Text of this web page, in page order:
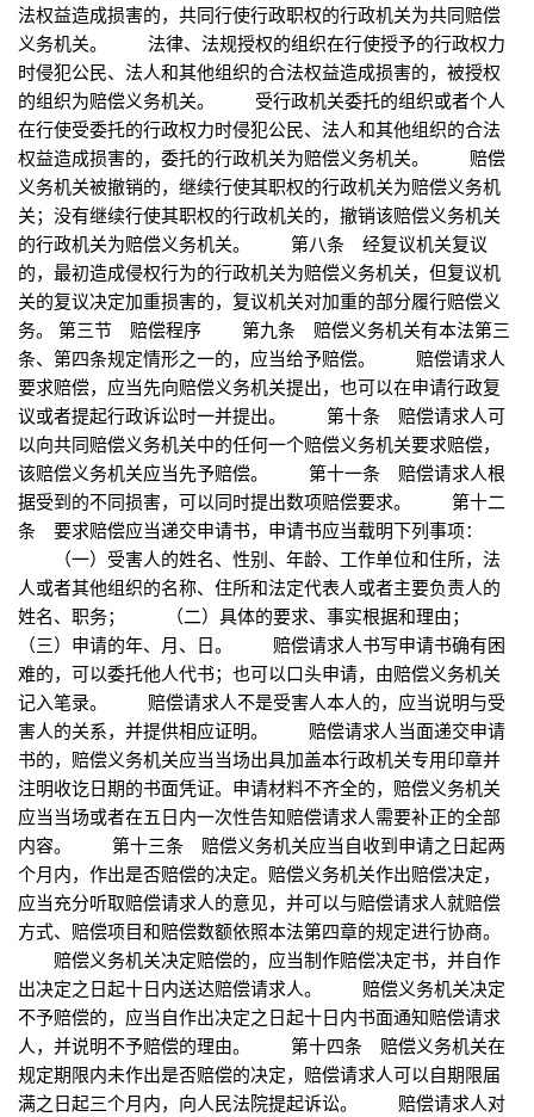
法权益造成损害的，共同行使行政职权的行政机关为共同赔偿
义务机关。 法律、法规授权的组织在行使授予的行政权力
时侵犯公民、法人和其他组织的合法权益造成损害的，被授权
的组织为赔偿义务机关。 受行政机关委托的组织或者个人
在行使受委托的行政权力时侵犯公民、法人和其他组织的合法
权益造成损害的，委托的行政机关为赔偿义务机关。 赔偿
义务机关被撤销的，继续行使其职权的行政机关为赔偿义务机
关；没有继续行使其职权的行政机关的，撤销该赔偿义务机关
的行政机关为赔偿义务机关。 第八条 经复议机关复议
的，最初造成侵权行为的行政机关为赔偿义务机关，但复议机
关的复议决定加重损害的，复议机关对加重的部分履行赔偿义
务。 第三节 赔偿程序 第九条 赔偿义务机关有本法第三
条、第四条规定情形之一的，应当给予赔偿。 赔偿请求人
要求赔偿，应当先向赔偿义务机关提出，也可以在申请行政复
议或者提起行政诉讼时一并提出。 第十条 赔偿请求人可
以向共同赔偿义务机关中的任何一个赔偿义务机关要求赔偿，
该赔偿义务机关应当先予赔偿。 第十一条 赔偿请求人根
据受到的不同损害，可以同时提出数项赔偿要求。 第十二
条 要求赔偿应当递交申请书，申请书应当载明下列事项：
（一）受害人的姓名、性别、年龄、工作单位和住所，法
人或者其他组织的名称、住所和法定代表人或者主要负责人的
姓名、职务； （二）具体的要求、事实根据和理由；
（三）申请的年、月、日。 赔偿请求人书写申请书确有困
难的，可以委托他人代书；也可以口头申请，由赔偿义务机关
记入笔录。 赔偿请求人不是受害人本人的，应当说明与受
害人的关系，并提供相应证明。 赔偿请求人当面递交申请
书的，赔偿义务机关应当当场出具加盖本行政机关专用印章并
注明收讫日期的书面凭证。申请材料不齐全的，赔偿义务机关
应当当场或者在五日内一次性告知赔偿请求人需要补正的全部
内容。 第十三条 赔偿义务机关应当自收到申请之日起两
个月内，作出是否赔偿的决定。赔偿义务机关作出赔偿决定，
应当充分听取赔偿请求人的意见，并可以与赔偿请求人就赔偿
方式、赔偿项目和赔偿数额依照本法第四章的规定进行协商。
赔偿义务机关决定赔偿的，应当制作赔偿决定书，并自作
出决定之日起十日内送达赔偿请求人。 赔偿义务机关决定
不予赔偿的，应当自作出决定之日起十日内书面通知赔偿请求
人，并说明不予赔偿的理由。 第十四条 赔偿义务机关在
规定期限内未作出是否赔偿的决定，赔偿请求人可以自期限届
满之日起三个月内，向人民法院提起诉讼。 赔偿请求人对